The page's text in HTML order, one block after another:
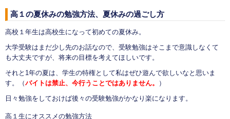
高１の夏休みの勉強方法、夏休みの過ごし方
高校１年生は高校生になって初めての夏休み。
大学受験はまだ少し先のお話なので、受験勉強はそこまで意識しなくて
も大丈夫ですが、将来の目標を考えてほしいです。
それと1年の夏は、学生の特権として私はぜひ遊んで欲しいなと思いま
す。（バイトは禁止、今行うことではありません。
）
日々勉強をしておけば後々の受験勉強がかなり楽になります。
高１生にオススメの勉強方法